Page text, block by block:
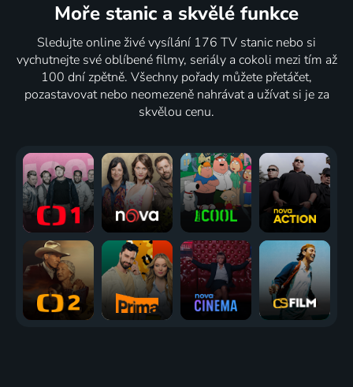
Moře stanic a skvělé funkce
Sledujte online živé vysílání 176 TV stanic nebo si
vychutnejte své oblíbené filmy, seriály a cokoli mezi tím až
100 dní zpětně. Všechny pořady můžete přetáčet,
pozastavovat nebo neomezeně nahrávat a užívat si je za
skvělou cenu.